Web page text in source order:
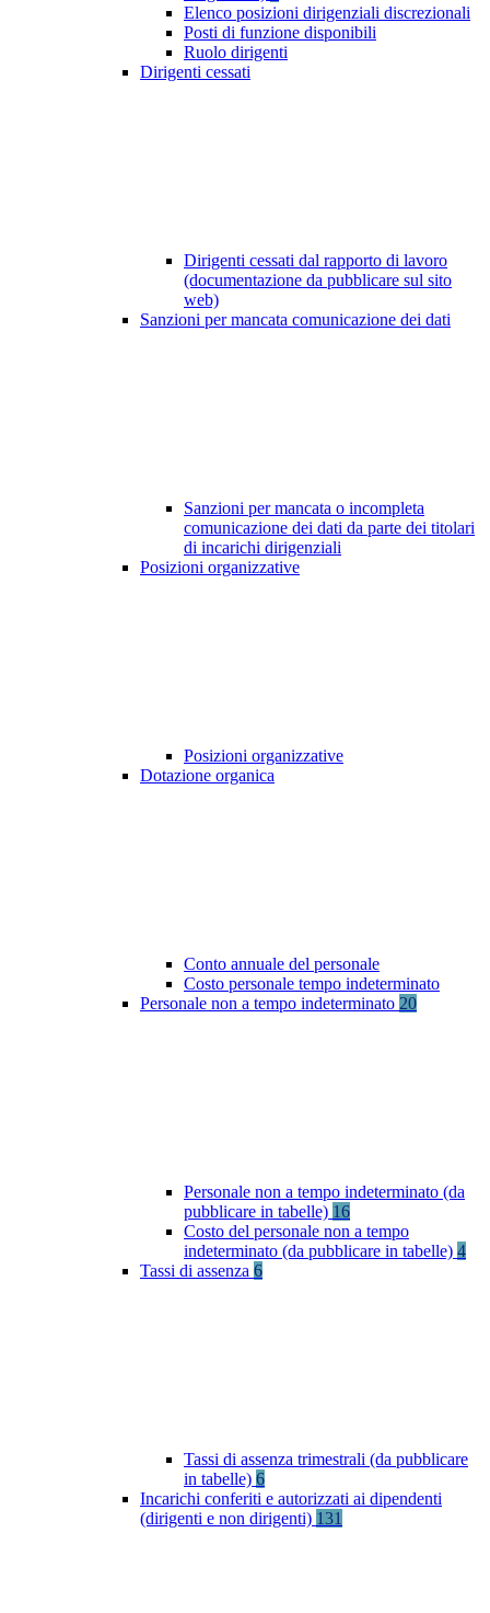
Elenco posizioni dirigenziali discrezionali
Posti di funzione disponibili
Ruolo dirigenti
Dirigenti cessati
Dirigenti cessati dal rapporto di lavoro
(documentazione da pubblicare sul sito
web)
Sanzioni per mancata comunicazione dei dati
Sanzioni per mancata o incompleta
comunicazione dei dati da parte dei titolari
di incarichi dirigenziali
Posizioni organizzative
Posizioni organizzative
Dotazione organica
Conto annuale del personale
Costo personale tempo indeterminato
Personale non a tempo indeterminato 20
Personale non a tempo indeterminato (da
pubblicare in tabelle) 16
Costo del personale non a tempo
indeterminato (da pubblicare in tabelle) 4
Tassi di assenza 6
Tassi di assenza trimestrali (da pubblicare
in tabelle) 6
Incarichi conferiti e autorizzati ai dipendenti
(dirigenti e non dirigenti) 131